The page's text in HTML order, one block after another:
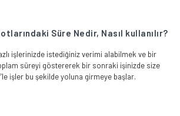
Süre Nedir, Nasıl kullanılır?
işlerinizde istediğiniz verimi alabilmek ve bir
süreyi göstererek bir sonraki işinizde size
işler bu şekilde yoluna girmeye başlar.